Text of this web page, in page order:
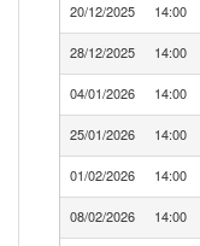
20/12/2025 14:00
28/12/2025 14:00
04/01/2026 14:00
25/01/2026 14:00
01/02/2026 14:00
08/02/2026 14:00